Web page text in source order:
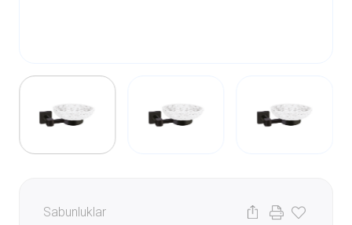
Sabunluklar